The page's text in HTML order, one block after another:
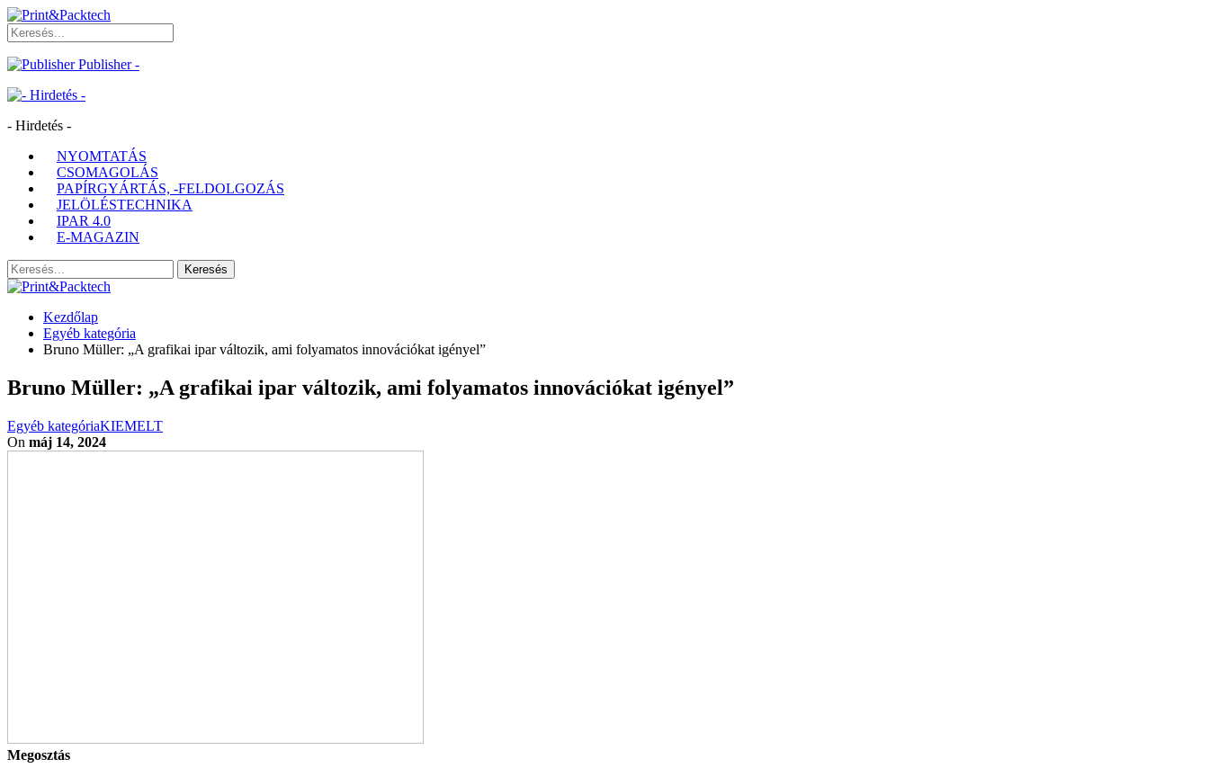
Publisher -
- Hirdetés -
NYOMTATÁS
CSOMAGOLÁS
PAPÍRGYÁRTÁS, -FELDOLGOZÁS
JELÖLÉSTECHNIKA
IPAR 4.0
E-MAGAZIN
Kezdőlap
Egyéb kategória
Bruno Müller: „A grafikai ipar változik, ami folyamatos innovációkat igényel”
Bruno Müller: „A grafikai ipar változik, ami folyamatos innovációkat igényel”
Egyéb kategóriaKIEMELT
On máj 14, 2024
Megosztás